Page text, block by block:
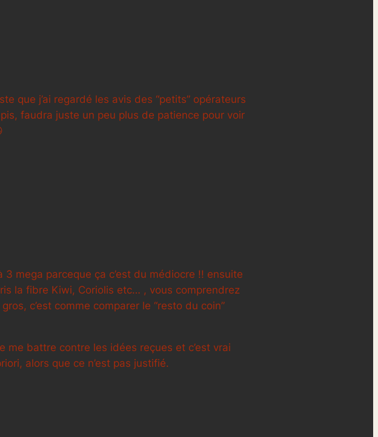
que j’ai regardé les avis des “petits” opérateurs
faudra juste un peu plus de patience pour voir
mega parceque ça c’est du médiocre !! ensuite
la fibre Kiwi, Coriolis etc… , vous comprendrez
c’est comme comparer le “resto du coin”
me battre contre les idées reçues et c’est vrai
alors que ce n’est pas justifié.